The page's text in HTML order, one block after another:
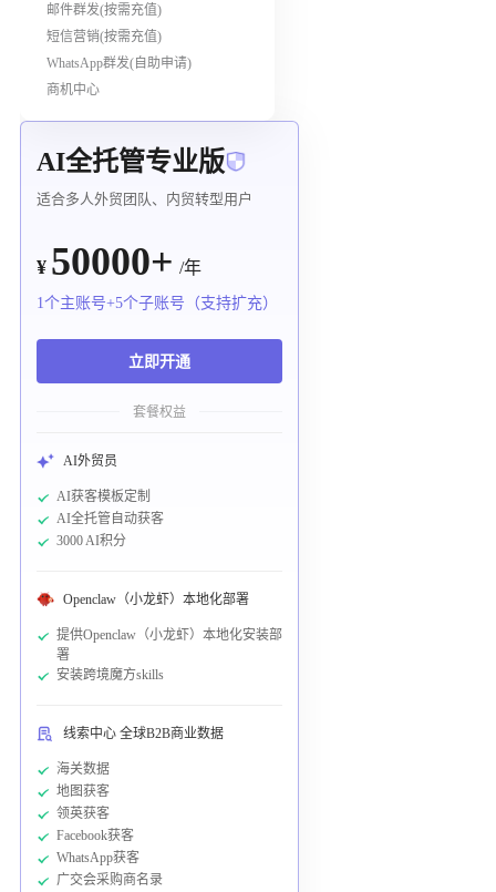
邮件群发(按需充值)
短信营销(按需充值)
WhatsApp群发(自助申请)
商机中心
AI全托管专业版
适合多人外贸团队、内贸转型用户
¥ 50000+ /年
1个主账号+5个子账号（支持扩充）
立即开通
套餐权益
AI外贸员
AI获客模板定制
AI全托管自动获客
3000 AI积分
Openclaw（小龙虾）本地化部署
提供Openclaw（小龙虾）本地化安装部
署
安装跨境魔方skills
线索中心 全球B2B商业数据
海关数据
地图获客
领英获客
Facebook获客
WhatsApp获客
广交会采购商名录